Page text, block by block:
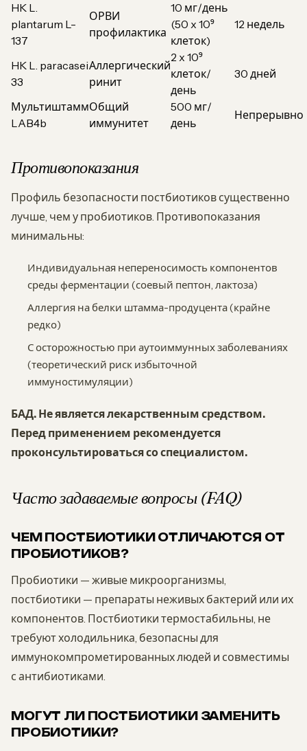
HK L.
plantarum L-
137
ОРВИ
профилактика
10 мг/день
(50 x 10⁹
клеток)
12 недель
HK L. paracasei
33
Аллергический
ринит
2 x 10⁹
клеток/
день
30 дней
Мультиштамм
LAB4b
Общий
иммунитет
500 мг/
день
Непрерывно
Противопоказания
Профиль безопасности постбиотиков существенно
лучше, чем у пробиотиков. Противопоказания
минимальны:
Индивидуальная непереносимость компонентов
среды ферментации (соевый пептон, лактоза)
Аллергия на белки штамма-продуцента (крайне
редко)
С осторожностью при аутоиммунных заболеваниях
(теоретический риск избыточной
иммуностимуляции)
БАД. Не является лекарственным средством.
Перед применением рекомендуется
проконсультироваться со специалистом.
Часто задаваемые вопросы (FAQ)
ЧЕМ ПОСТБИОТИКИ ОТЛИЧАЮТСЯ ОТ
ПРОБИОТИКОВ?
Пробиотики — живые микроорганизмы,
постбиотики — препараты неживых бактерий или их
компонентов. Постбиотики термостабильны, не
требуют холодильника, безопасны для
иммунокомпрометированных людей и совместимы
с антибиотиками.
МОГУТ ЛИ ПОСТБИОТИКИ ЗАМЕНИТЬ
ПРОБИОТИКИ?